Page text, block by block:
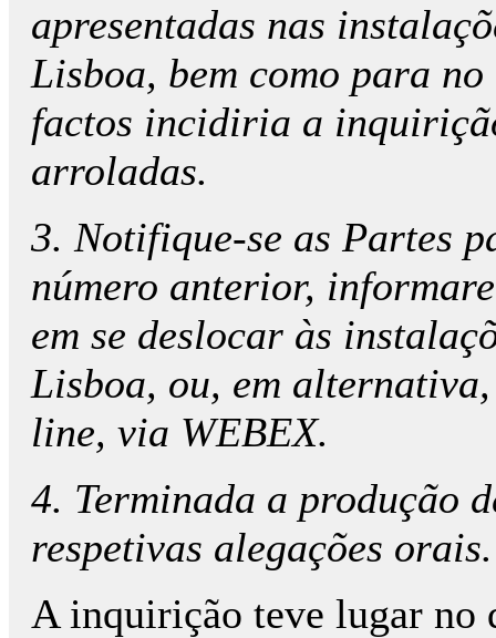
apresentadas nas
Lisboa, bem como para
factos incidiria a
arroladas.
3. Notifique-se as Partes
número anterior,
em se deslocar às
Lisboa, ou, em
line, via WEBEX.
4. Terminada a produção
respetivas alegações orais.
A inquirição teve lugar no